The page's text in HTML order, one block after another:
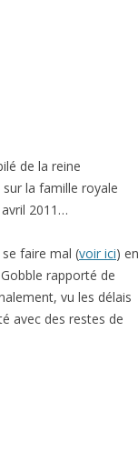
de la reine
sur la famille royale
2011…
faire mal (voir ici) en
rapporté de
vu les délais
avec des restes de